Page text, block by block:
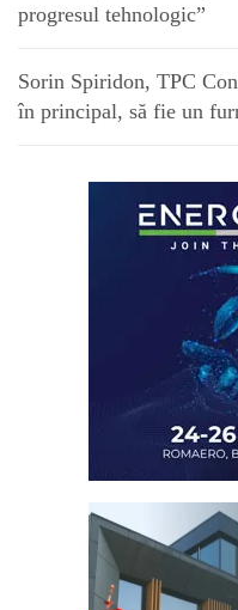
progresul tehnologic”
Sorin Spiridon, TPC
în principal, să fie un